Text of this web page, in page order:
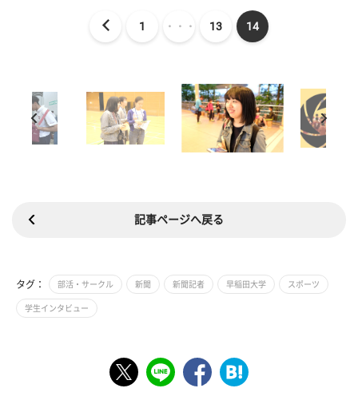
1 ・・・ 13 14
記事ページへ戻る
タグ： 部活・サークル 新聞 新聞記者 早稲田大学 スポーツ
学生インタビュー